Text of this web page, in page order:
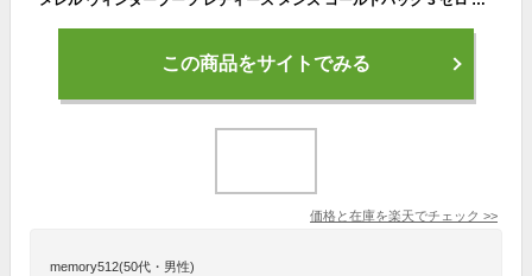
この商品をサイトでみる
価格と在庫を楽天でチェック >>
memory512(50代・男性)